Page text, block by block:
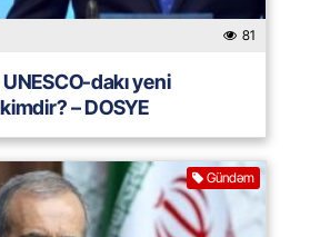
81
dakı yeni
– DOSYE
Gündəm